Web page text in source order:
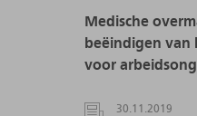
Medische
beëindigen
voor
30.11.2019